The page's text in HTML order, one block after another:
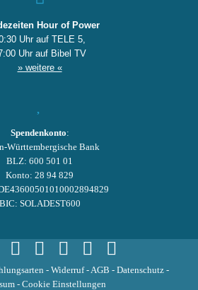
Hour of Power
Uhr auf TELE 5,
Uhr auf Bibel TV
» weitere «
Spendenkonto:
Württembergische Bank
BLZ: 600 501 01
Konto: 28 94 829
BIC: SOLADEST600
- Widerruf- AGB - Datenschutz-
- Cookie Einstellungen